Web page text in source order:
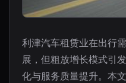
利津汽车租赁业在出行
展，但粗放增长模式引
化与服务质量提升。本